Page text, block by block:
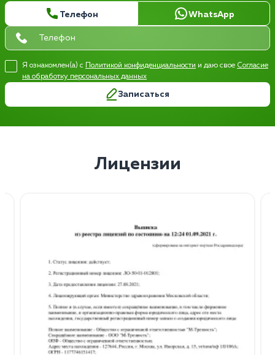
Телефон WhatsApp
Я ознакомлен(а) с Политикой конфиденциальности и даю свое Согласие
на обработку персональных данных
Записаться
Лицензии